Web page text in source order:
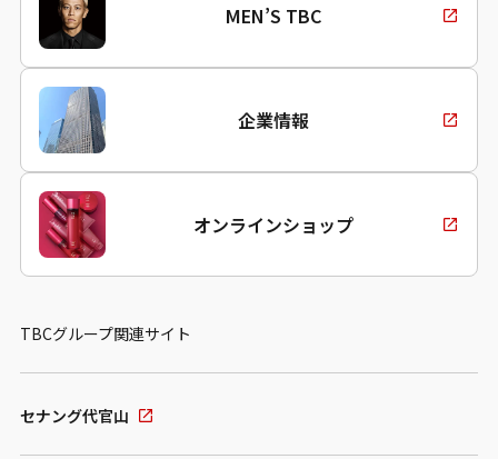
MEN’S TBC
企業情報
オンラインショップ
TBCグループ関連サイト
セナング代官山